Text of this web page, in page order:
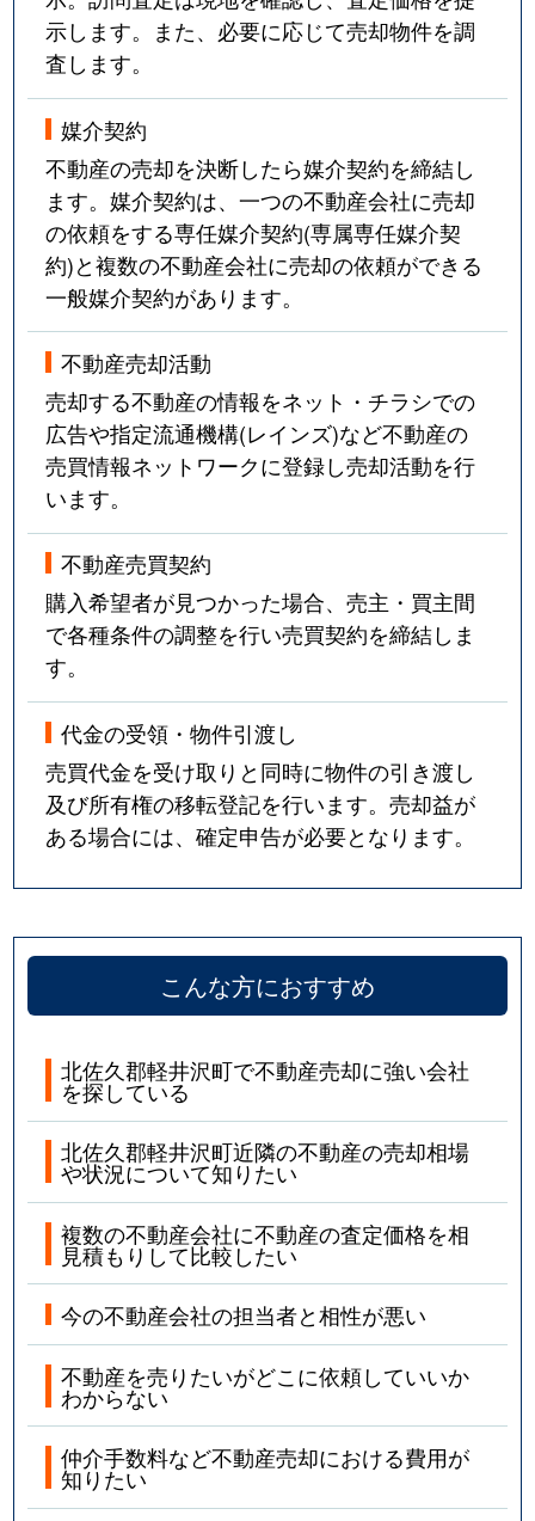
示します。また、必要に応じて売却物件を調
査します。
媒介契約
不動産の売却を決断したら媒介契約を締結し
ます。媒介契約は、一つの不動産会社に売却
の依頼をする専任媒介契約(専属専任媒介契
約)と複数の不動産会社に売却の依頼ができる
一般媒介契約があります。
不動産売却活動
売却する不動産の情報をネット・チラシでの
広告や指定流通機構(レインズ)など不動産の
売買情報ネットワークに登録し売却活動を行
います。
不動産売買契約
購入希望者が見つかった場合、売主・買主間
で各種条件の調整を行い売買契約を締結しま
す。
代金の受領・物件引渡し
売買代金を受け取りと同時に物件の引き渡し
及び所有権の移転登記を行います。売却益が
ある場合には、確定申告が必要となります。
こんな方におすすめ
北佐久郡軽井沢町で不動産売却に強い会社
を探している
北佐久郡軽井沢町近隣の不動産の売却相場
や状況について知りたい
複数の不動産会社に不動産の査定価格を相
見積もりして比較したい
今の不動産会社の担当者と相性が悪い
不動産を売りたいがどこに依頼していいか
わからない
仲介手数料など不動産売却における費用が
知りたい